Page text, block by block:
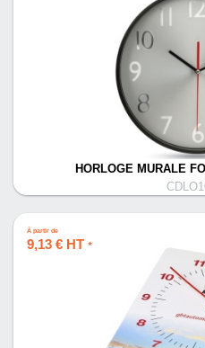
HORLOGE MURALE
À partir de
9,13 € HT *